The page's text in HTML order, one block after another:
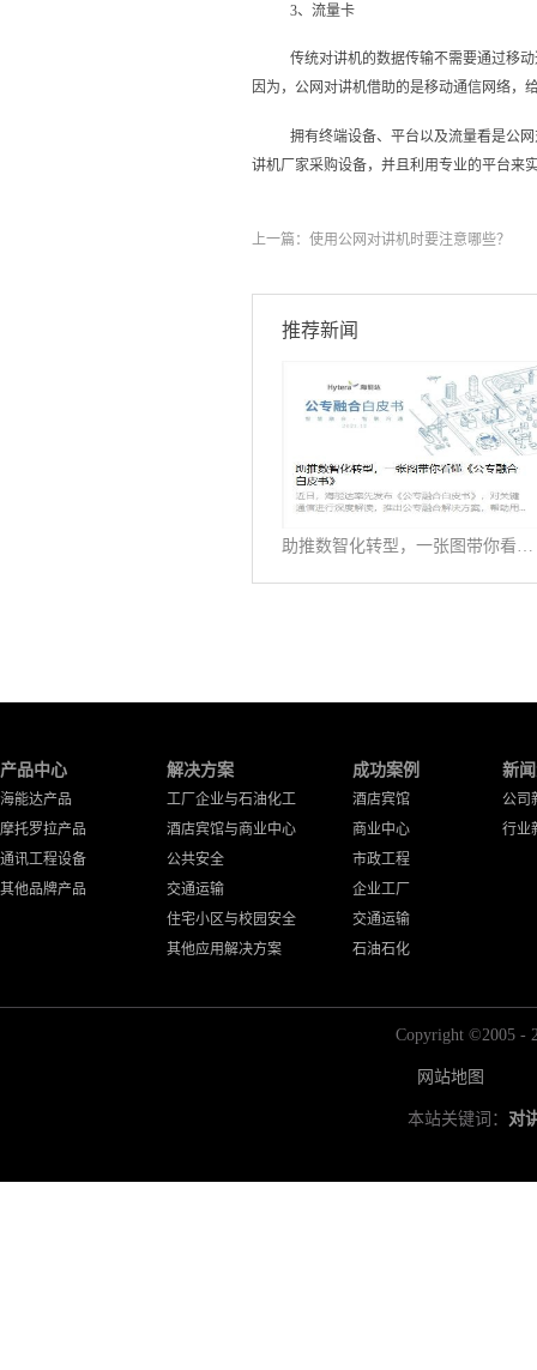
3、流量卡
传统对讲机的数据传输不需要通过移
因为，公网对讲机‍借助的是移动通信网络，
拥有终端设备、平台以及流量看是公
讲机‍厂家采购设备，并且利用专业的平台来
上一篇： 使用公网对讲机‍时要注意哪些？
推荐新闻
产品中心
海能达产品
摩托罗拉产品
通讯工程设备
其他品牌产品
解决方案
工厂企业与石油化工
酒店宾馆与商业中心
公共安全
交通运输
住宅小区与校园安全
其他应用解决方案
成功案例
酒店宾馆
商业中心
市政工程
企业工厂
交通运输
石油石化
新
公司
行业
Copyright ©2005 -
网站地图
本站关键词： 对